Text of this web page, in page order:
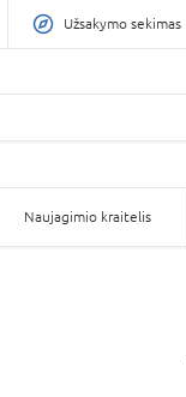
Užsakymo sekimas
Naujagimio kraitelis